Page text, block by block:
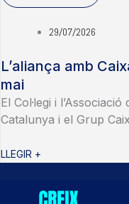
29/07/2026
L’aliança amb
mai
El Col·legi i
Catalunya i el Grup
LLEGIR +